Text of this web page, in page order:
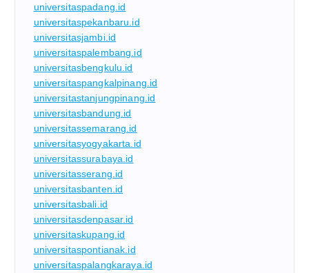
universitaspadang.id
universitaspekanbaru.id
universitasjambi.id
universitaspalembang.id
universitasbengkulu.id
universitaspangkalpinang.id
universitastanjungpinang.id
universitasbandung.id
universitassemarang.id
universitasyogyakarta.id
universitassurabaya.id
universitasserang.id
universitasbanten.id
universitasbali.id
universitasdenpasar.id
universitaskupang.id
universitaspontianak.id
universitaspalangkaraya.id